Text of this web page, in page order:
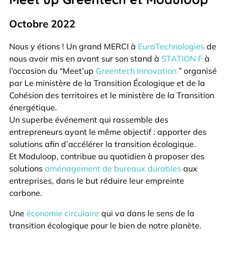
Octobre 2022
Nous y étions ! Un grand MERCI à EuraTechnologies de
nous avoir mis en avant sur son stand à STATION Fà
l’occasion du “Meet’up Greentech Innovation” organisé
par Le ministère de la Transition Écologique et de la
Cohésion des territoires et le ministère de la Transition
énergétique.
Un superbe événement qui rassemble des
entrepreneurs ayant le même objectif : apporter des
solutions afin d’accélérer la transition écologique.
Et Moduloop, contribue au quotidien à proposer des
solutions aménagement de bureaux durables aux
entreprises, dans le but réduire leur empreinte
carbone.
Une économie circulaire qui va dans le sens de la
transition écologique pour le bien de notre planète.